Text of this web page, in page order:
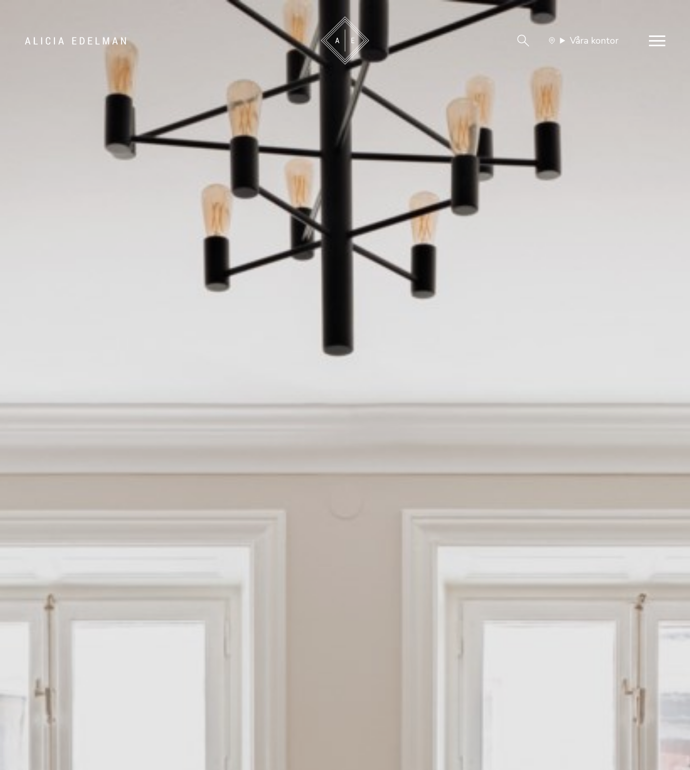
Sälj med oss Bevakning Franchise Jobba med oss
Våra kontor